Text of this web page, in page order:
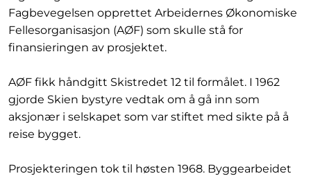
Fagbevegelsen opprettet Arbeidernes Økonomiske
Fellesorganisasjon (AØF) som skulle stå for
finansieringen av prosjektet.
AØF fikk håndgitt Skistredet 12 til formålet. I 1962
gjorde Skien bystyre vedtak om å gå inn som
aksjonær i selskapet som var stiftet med sikte på å
reise bygget.
Prosjekteringen tok til høsten 1968. Byggearbeidet